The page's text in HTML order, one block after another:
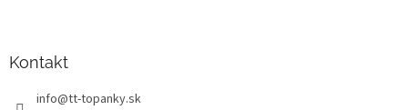
Kontakt
info@tt-topanky.sk